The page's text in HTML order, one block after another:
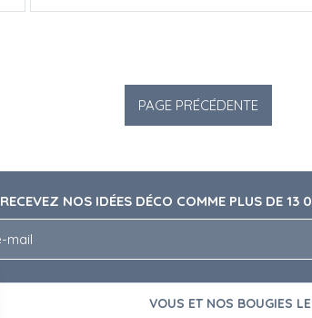
RECEVEZ NOS IDÉES DÉCO COMME PLUS DE 13
VOUS ET NOS BOUGIES